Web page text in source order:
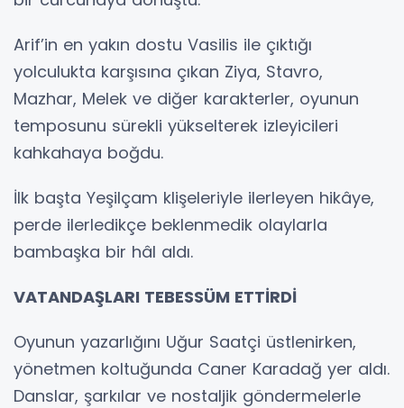
Arif’in en yakın dostu Vasilis ile çıktığı
yolculukta karşısına çıkan Ziya, Stavro,
Mazhar, Melek ve diğer karakterler, oyunun
temposunu sürekli yükselterek izleyicileri
kahkahaya boğdu.
İlk başta Yeşilçam klişeleriyle ilerleyen hikâye,
perde ilerledikçe beklenmedik olaylarla
bambaşka bir hâl aldı.
VATANDAŞLARI TEBESSÜM ETTİRDİ
Oyunun yazarlığını Uğur Saatçi üstlenirken,
yönetmen koltuğunda Caner Karadağ yer aldı.
Danslar, şarkılar ve nostaljik göndermelerle